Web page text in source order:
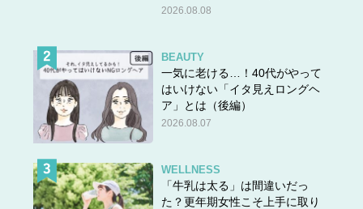
2026.08.08
BEAUTY
一気に老ける…！40代がやって
はいけない「イタ見えロングヘ
ア」とは（後編）
2026.08.07
WELLNESS
「牛乳は太る」は間違いだっ
た？更年期女性こそ上手に取り